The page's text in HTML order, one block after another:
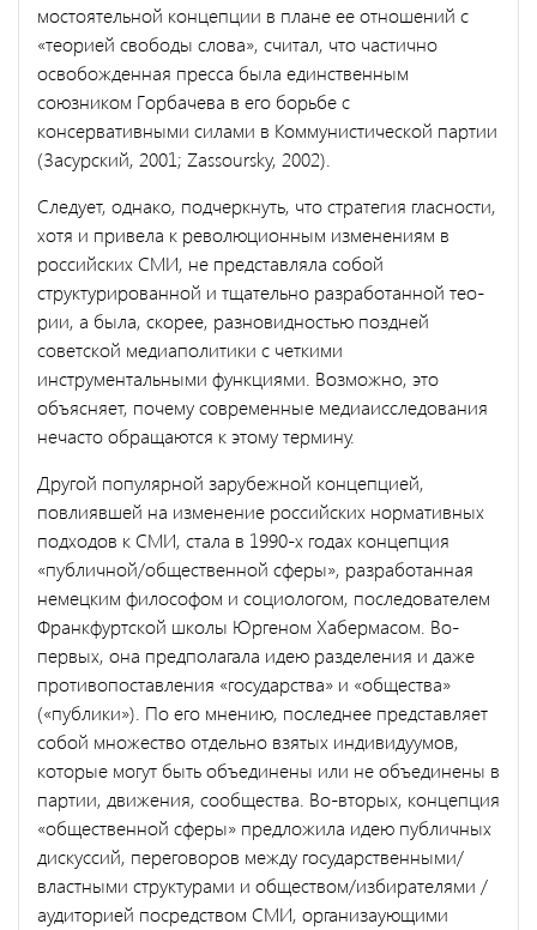
мостоятельной концепции в плане ее отношений с
«теорией свободы слова», считал, что частично
освобожденная пресса была единствен­ным
союзником Горбачева в его борьбе с
консервативными силами в Коммунистической партии
(Засурский, 2001; Zassoursky, 2002).
Следует, однако, подчеркнуть, что стратегия гласности,
хотя и привела к революционным изменениям в
российских СМИ, не пред­ставляла собой
структурированной и тщательно разработанной тео­
рии, а была, скорее, разновидностью поздней
советской медиаполи­тики с четкими
инструментальными функциями. Возможно, это
объясняет, почему современные медиаисследования
нечасто обраща­ются к этому термину.
Другой популярной зарубежной концепцией,
повлиявшей на из­менение российских нормативных
подходов к СМИ, стала в 1990-х годах концепция
«публичной/общественной сферы», разработанная
немецким философом и социологом, последователем
Франкфурт­ской школы Юргеном Хабермасом. Во-
первых, она предполагала идею разделения и даже
противопоставления «государства» и «обще­ства»
(«публики»). По его мнению, последнее представляет
собой множество отдельно взятых индивидуумов,
которые могут быть объе­динены или не объединены в
партии, движения, сообщества. Во-вто­рых, концепция
«общественной сферы» предложила идею публичных
дискуссий, переговоров между государственными/
властными струк­турами и обществом/избирателями /
аудиторией посредством СМИ, организаующими